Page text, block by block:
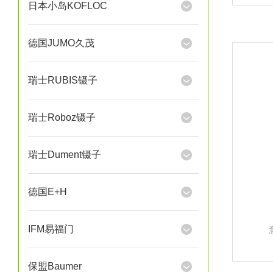
日本小岛KOFLOC
德国JUMO久茂
瑞士RUBIS镊子
瑞士Roboz镊子
瑞士Dument镊子
德国E+H
IFM易福门
保盟Baumer